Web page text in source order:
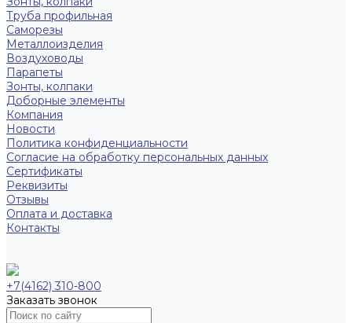
Труба профильная
Саморезы
Металлоизделия
Воздуховоды
Парапеты
Зонты, колпаки
Доборные элементы
Компания
Новости
Политика конфиденциальности
Согласие на обработку персональных данных
Сертификаты
Реквизиты
Отзывы
Оплата и доставка
Контакты
+7(4162) 310-800
Заказать звонок